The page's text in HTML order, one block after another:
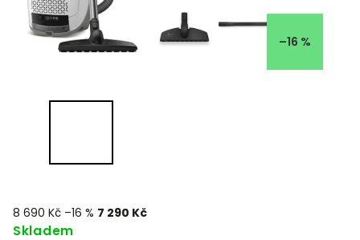
–16 %
8 690 Kč –16 % 7 290 Kč
Skladem